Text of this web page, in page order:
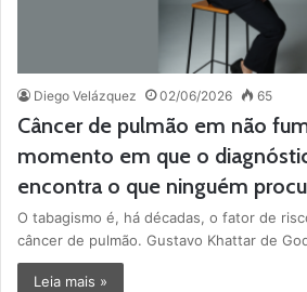
Diego Velázquez 02/06/2026 65
Câncer de pulmão em não
momento em que o
encontra o que ninguém
O tabagismo é, há décadas, o fator de
câncer de pulmão. Gustavo Khattar de
Leia mais »